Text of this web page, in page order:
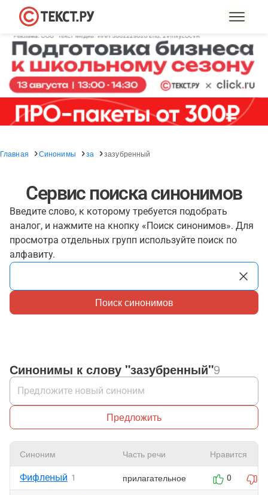
Главная Синонимы за зазубренный
Сервис поиска синонимов
Введите слово, к которому требуется подобрать
аналог, и нажмите на кнопку «Поиск синонимов». Для
просмотра отдельных групп используйте поиск по
алфавиту.
Поиск синонимов
Синонимы к слову "зазубренный"9
Предложить
Синоним Часть речи Нравится
Фифленый 1 прилагательное 0